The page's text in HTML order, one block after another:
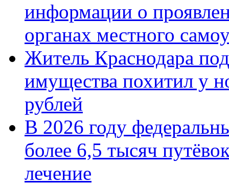
информации о
органах местного
Житель Краснодара
имущества похитил у
рублей
В 2026 году
более 6,5 тысяч
лечение